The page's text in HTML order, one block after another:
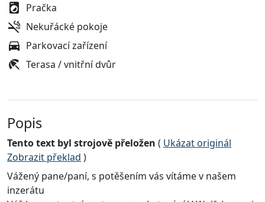
Pračka
Nekuřácké pokoje
Parkovací zařízení
Terasa / vnitřní dvůr
Popis
Tento text byl strojově přeložen ( Ukázat originál
Zobrazit překlad )
Vážený pane/paní, s potěšením vás vítáme v našem
inzerátu